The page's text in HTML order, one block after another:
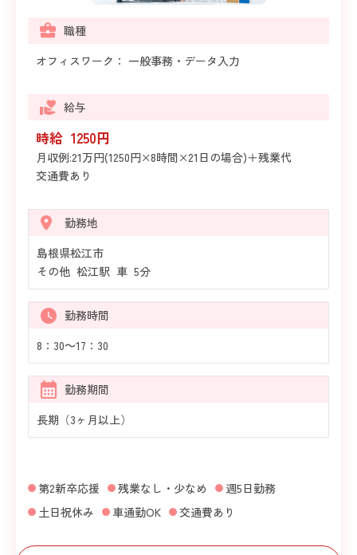
職種
オフィスワーク： 一般事務・データ入力
給与
時給 1250円
月収例:21万円(1250円×8時間×21日の場合)＋残業代
交通費あり
勤務地
島根県松江市
その他 松江駅 車 5分
勤務時間
8：30～17：30
勤務期間
長期（3ヶ月以上）
第2新卒応援 残業なし・少なめ
週5日勤務
土日祝休み
車通勤OK 交通費あり